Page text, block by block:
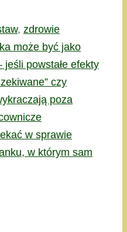
, zdrowie
może być jako
powstałe efekty
czy
poza
w sprawie
w którym sam